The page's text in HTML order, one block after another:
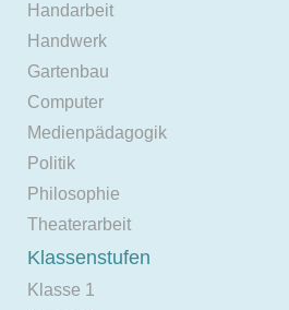
Handarbeit
Handwerk
Gartenbau
Computer
Medienpädagogik
Politik
Philosophie
Theaterarbeit
Klassenstufen
Klasse 1